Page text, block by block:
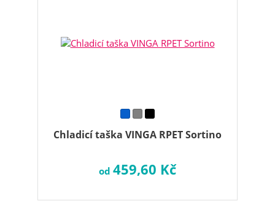
Chladicí taška VINGA RPET Sortino
od 459,60 Kč